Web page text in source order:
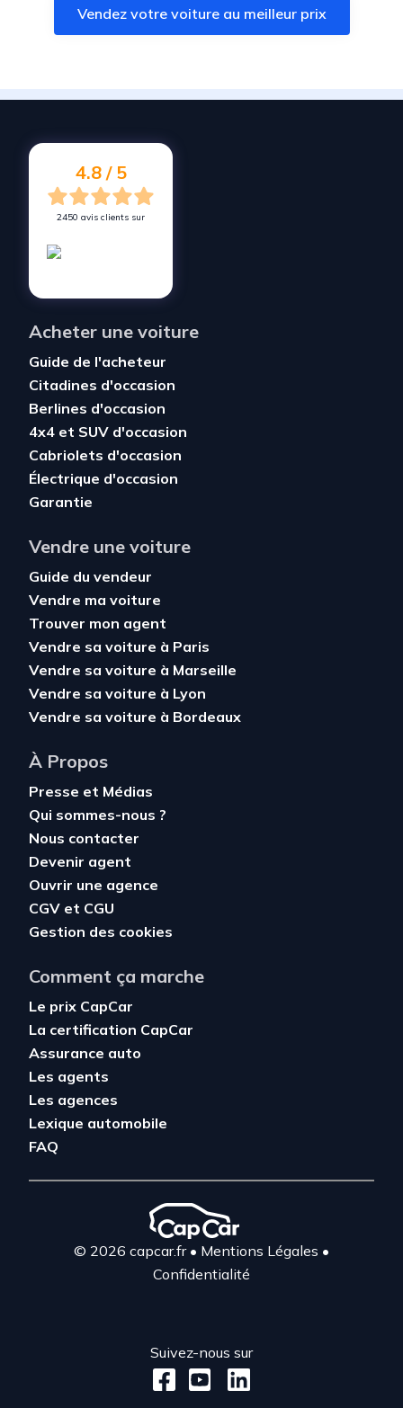
Vendez votre voiture àSaint-Jean-d'Hermine
Vendez votre voiture à
Vendez votre voiture au meilleur prix
4.8 / 5
2450 avis clients sur
Acheter une voiture
Guide de l'acheteur
Citadines d'occasion
Berlines d'occasion
4x4 et SUV d'occasion
Cabriolets d'occasion
Électrique d'occasion
Garantie
Vendre une voiture
Guide du vendeur
Vendre ma voiture
Trouver mon agent
Vendre sa voiture à Paris
Vendre sa voiture à Marseille
Vendre sa voiture à Lyon
Vendre sa voiture à Bordeaux
À Propos
Presse et Médias
Qui sommes-nous ?
Nous contacter
Devenir agent
Ouvrir une agence
CGV et CGU
Gestion des cookies
Comment ça marche
Le prix CapCar
La certification CapCar
Assurance auto
Les agents
Les agences
Lexique automobile
FAQ
© 2026 capcar.fr• Mentions Légales •
Confidentialité
Suivez-nous sur